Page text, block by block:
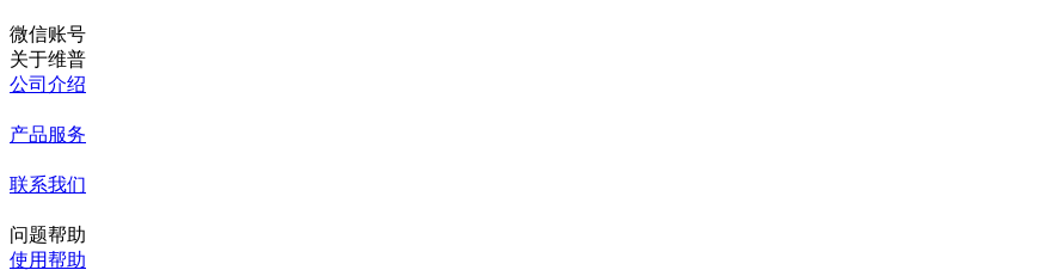
微信账号
关于维普
公司介绍
产品服务
联系我们
问题帮助
使用帮助